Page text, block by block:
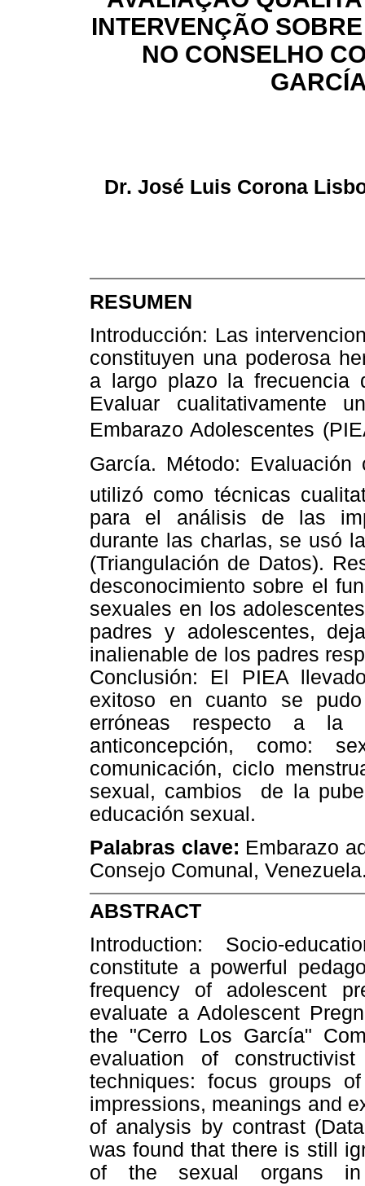
INTERVENÇÃO
NO CONSELHO
Dr. José Luis Corona
RESUMEN
Introducción: Las
constituyen una poderosa
a largo plazo la frecuencia
Evaluar cualitativamente
Embarazo Adolescentes
García. Método:
utilizó como técnicas
para el análisis de las
durante las charlas, se usó
(Triangulación de Datos).
desconocimiento sobre el
sexuales en los
padres y adolescentes,
inalienable de los padres
Conclusión: El PIEA
exitoso en cuanto se pudo
erróneas respecto a la
anticoncepción, como:
comunicación, ciclo
sexual, cambios de la
educación sexual.
Palabras clave: Embarazo
Consejo Comunal,
ABSTRACT
Introduction: Socio-
constitute a powerful
frequency of adolescent
evaluate a Adolescent
the "Cerro Los García"
evaluation of
techniques: focus groups
impressions, meanings and
of analysis by contrast
was found that there is still
of the sexual organs